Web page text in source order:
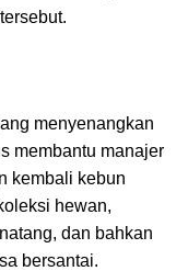
menyenangkan
membantu manajer
kembali kebun
hewan,
dan bahkan
bersantai.